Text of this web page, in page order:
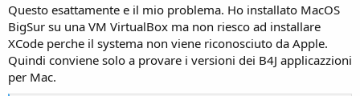
Questo esattamente e il mio problema. Ho installato MacOS
BigSur su una VM VirtualBox ma non riesco ad installare
XCode perche il systema non viene riconosciuto da Apple.
Quindi conviene solo a provare i versioni dei B4J applicazzioni
per Mac.